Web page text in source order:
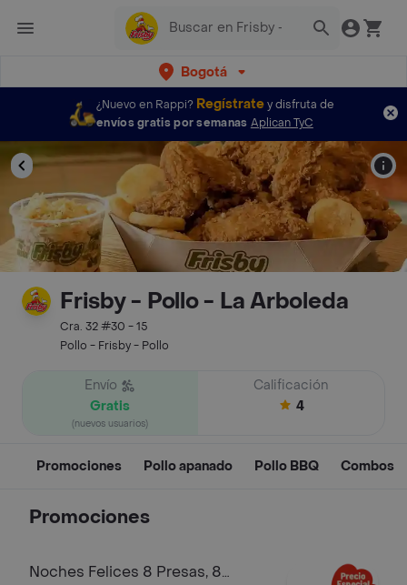
Bogotá
¿Nuevo en Rappi? Regístratey disfruta de
envíos gratis por semanas Aplican TyC
Frisby - Pollo - La Arboleda
Cra. 32 #30 - 15
Pollo - Frisby - Pollo
Envío
Gratis
(nuevos usuarios)
Calificación
4
Promociones Pollo apanado Pollo BBQ Combos
Promociones
Noches Felices 8 Presas, 8